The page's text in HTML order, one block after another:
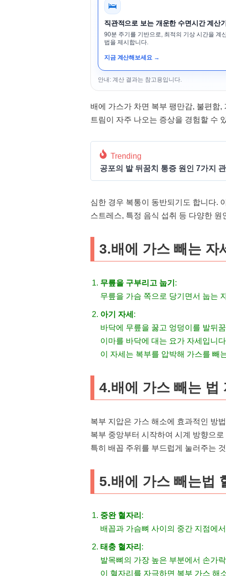
🛌
직관적으로 보는 개운한 수면시간 계산기
90분 주기를 기반으로, 최적의 기상 시간을 계
법을 제시합니다.
지금 계산해보세요 →
안내: 계산 결과는 참고용입니다.
배에 가스가 차면 복부 팽만감, 불편함,
트림이 자주 나오는 증상을 경험할 수
Trending
공포의 발 뒤꿈치 통증 원인 7가지
심한 경우 복통이 동반되기도 합니다.
스트레스, 특정 음식 섭취 등 다양한 원
3.배에 가스 빼는 자
무릎을 구부리고 눕기 :
무릎을 가슴 쪽으로 당기면서 눕는
아기 자세 :
바닥에 무릎을 꿇고 엉덩이를 발뒤
이마를 바닥에 대는 요가 자세입니
이 자세는 복부를 압박해 가스를 빼
4.배에 가스 빼는 법
복부 지압은 가스 해소에 효과적인 방
복부 중앙부터 시작하여 시계 방향으
특히 배꼽 주위를 부드럽게 눌러주는
5.배에 가스 빼는법
중완 혈자리 :
배꼽과 가슴뼈 사이의 중간 지점에
태충 혈자리 :
발목뼈의 가장 높은 부분에서 손가
이 혈자리를 자극하면 복부 가스 해